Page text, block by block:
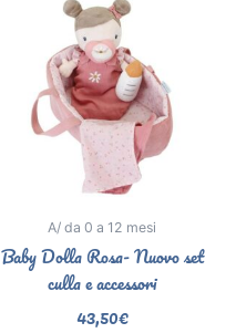
A/ da 0 a 12 mesi
Baby Dolla Rosa- Nuovo set
culla e accessori
43,50€